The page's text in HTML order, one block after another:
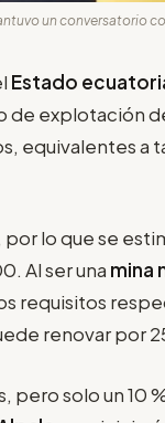
un conversatorio
Estado
de explotación
equivalentes a
por lo que se
Al ser una mina
requisitos
renovar por
solo un 10